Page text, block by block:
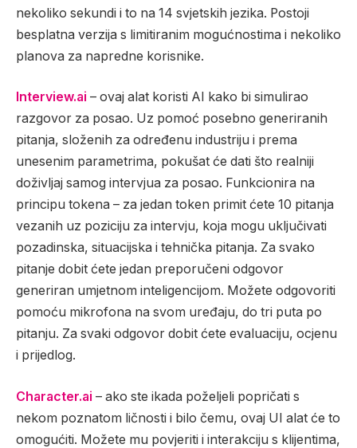
nekoliko sekundi i to na 14 svjetskih jezika. Postoji
besplatna verzija s limitiranim mogućnostima i nekoliko
planova za napredne korisnike.
Interview.ai – ovaj alat koristi AI kako bi simulirao
razgovor za posao. Uz pomoć posebno generiranih
pitanja, složenih za određenu industriju i prema
unesenim parametrima, pokušat će dati što realniji
doživljaj samog intervjua za posao. Funkcionira na
principu tokena – za jedan token primit ćete 10 pitanja
vezanih uz poziciju za intervju, koja mogu uključivati
pozadinska, situacijska i tehnička pitanja. Za svako
pitanje dobit ćete jedan preporučeni odgovor
generiran umjetnom inteligencijom. Možete odgovoriti
pomoću mikrofona na svom uređaju, do tri puta po
pitanju. Za svaki odgovor dobit ćete evaluaciju, ocjenu
i prijedlog.
Character.ai – ako ste ikada poželjeli popričati s
nekom poznatom ličnosti i bilo čemu, ovaj UI alat će to
omogućiti. Možete mu povjeriti i interakciju s klijentima,